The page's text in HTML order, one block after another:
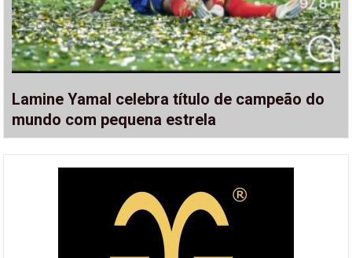
Lamine Yamal celebra título de campeão do
mundo com pequena estrela